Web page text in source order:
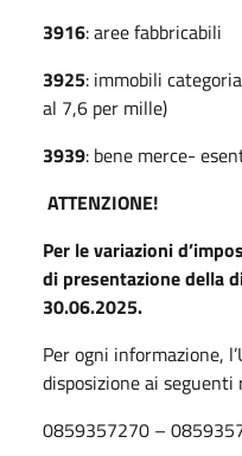
3916: aree fabbricabili
3925: immobili
al 7,6 per mille)
3939: bene merce-
ATTENZIONE!
Per le variazioni
di presentazione della
30.06.2025.
Per ogni informazione,
disposizione ai seguenti
0859357270 –